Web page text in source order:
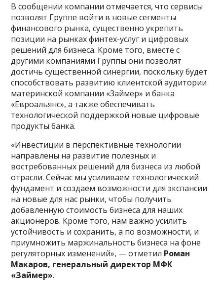
В сообщении компании отмечается, что сервисы
позволят Группе войти в новые сегменты
финансового рынка, существенно укрепить
позиции на рынках финтех-услуг и цифровых
решений для бизнеса. Кроме того, вместе с
другими компаниями Группы они позволят
достичь существенной синергии, поскольку будет
способствовать развитию клиентской аудитории
материнской компании «Займер» и банка
«Евроальянс», а также обеспечивать
технологической поддержкой новые цифровые
продукты банка.
«Инвестиции в перспективные технологии
направлены на развитие полезных и
востребованных решений для бизнеса из любой
отрасли. Сейчас мы усиливаем технологический
фундамент и создаем возможности для экспансии
на новые для нас рынки, чтобы получить
добавленную стоимость бизнеса для наших
акционеров. Кроме того, нам важно усилить
устойчивость и сохранить, а по возможности, и
приумножить маржинальность бизнеса на фоне
регуляторных изменений», — отметил Роман
Макаров, генеральный директор МФК
«Займер».